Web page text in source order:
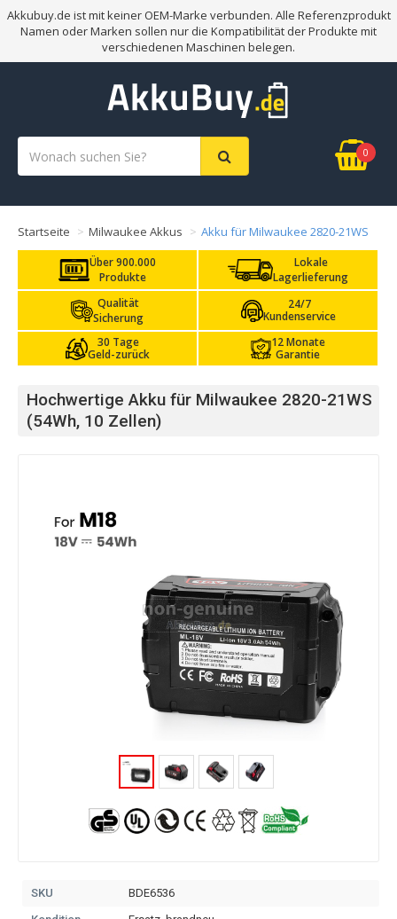
Akkubuy.de ist mit keiner OEM-Marke verbunden. Alle Referenzprodukt
Namen oder Marken sollen nur die Kompatibilität der Produkte mit
verschiedenen Maschinen belegen.
0
Startseite Milwaukee Akkus Akku für Milwaukee 2820-21WS
Über 900.000
Produkte
Lokale
Lagerlieferung
Qualität
Sicherung
24/7
Kundenservice
30 Tage
Geld-zurück
12 Monate
Garantie
Hochwertige Akku für Milwaukee 2820-21WS
(54Wh, 10 Zellen)
SKU
BDE6536